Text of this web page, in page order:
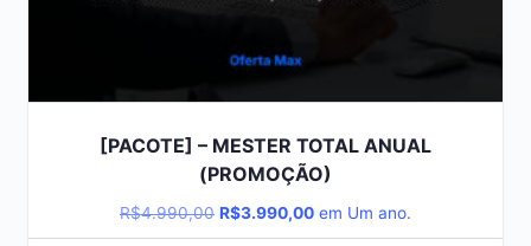
[PACOTE] – MESTER TOTAL ANUAL
(PROMOÇÃO)
R$4.990,00 O
R$3.990,00Oem Um ano.